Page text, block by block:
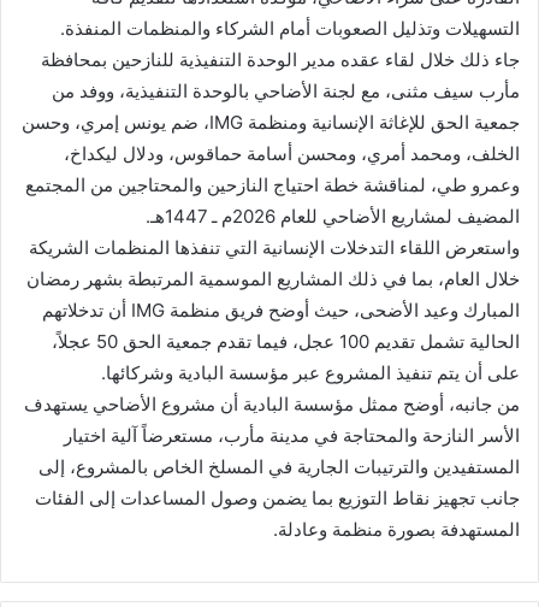
التسهيلات وتذليل الصعوبات أمام الشركاء والمنظمات المنفذة.
جاء ذلك خلال لقاء عقده مدير الوحدة التنفيذية للنازحين بمحافظة
مأرب سيف مثنى، مع لجنة الأضاحي بالوحدة التنفيذية، ووفد من
جمعية الحق للإغاثة الإنسانية ومنظمة IMG، ضم يونس إمري، وحسن
الخلف، ومحمد أمري، ومحسن أسامة حماقوس، ودلال ليكداخ،
وعمرو طي، لمناقشة خطة احتياج النازحين والمحتاجين من المجتمع
المضيف لمشاريع الأضاحي للعام 2026م ـ 1447هـ.
واستعرض اللقاء التدخلات الإنسانية التي تنفذها المنظمات الشريكة
خلال العام، بما في ذلك المشاريع الموسمية المرتبطة بشهر رمضان
المبارك وعيد الأضحى، حيث أوضح فريق منظمة IMG أن تدخلاتهم
الحالية تشمل تقديم 100 عجل، فيما تقدم جمعية الحق 50 عجلاً،
على أن يتم تنفيذ المشروع عبر مؤسسة البادية وشركائها.
من جانبه، أوضح ممثل مؤسسة البادية أن مشروع الأضاحي يستهدف
الأسر النازحة والمحتاجة في مدينة مأرب، مستعرضاً آلية اختيار
المستفيدين والترتيبات الجارية في المسلخ الخاص بالمشروع، إلى
جانب تجهيز نقاط التوزيع بما يضمن وصول المساعدات إلى الفئات
المستهدفة بصورة منظمة وعادلة.